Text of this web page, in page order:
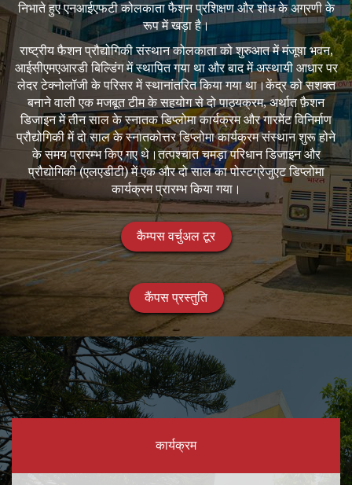
निभाते हुए एनआईएफटी कोलकाता फैशन प्रशिक्षण और शोध के अग्रणी के
रूप में खड़ा है।
राष्ट्रीय फैशन प्रौद्योगिकी संस्थान कोलकाता को शुरुआत में मंजूषा भवन,
आईसीएमएआरडी बिल्डिंग में स्थापित गया था और बाद में अस्थायी आधार पर
लेदर टेक्नोलॉजी के परिसर में स्थानांतरित किया गया था।केंद्र को सशक्त
बनाने वाली एक मजबूत टीम के सहयोग से दो पाठ्यक्रम, अर्थात फ़ैशन
डिजाइन में तीन साल के स्नातक डिप्लोमा कार्यक्रम और गारमेंट विनिर्माण
प्रौद्योगिकी में दो साल के स्नातकोत्तर डिप्लोमा कार्यक्रम संस्थान शुरू होने
के समय प्रारम्भ किए गए थे।तत्पश्चात चमड़ा परिधान डिजाइन और
प्रौद्योगिकी (एलएडीटी) में एक और दो साल का पोस्टग्रेजुएट डिप्लोमा
कार्यक्रम प्रारम्भ किया गया।
कैम्पस वर्चुअल टूर
कैंपस प्रस्तुति
कार्यक्रम